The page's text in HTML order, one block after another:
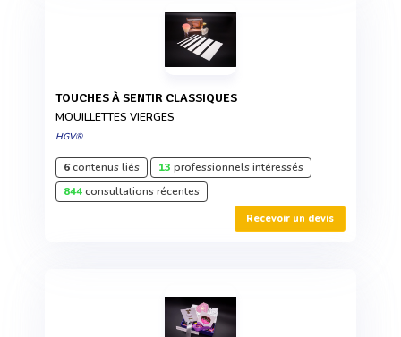
TOUCHES À SENTIR CLASSIQUES
MOUILLETTES VIERGES
HGV®
6contenus liés 13 professionnels intéressés
844consultations récentes
Recevoir un devis